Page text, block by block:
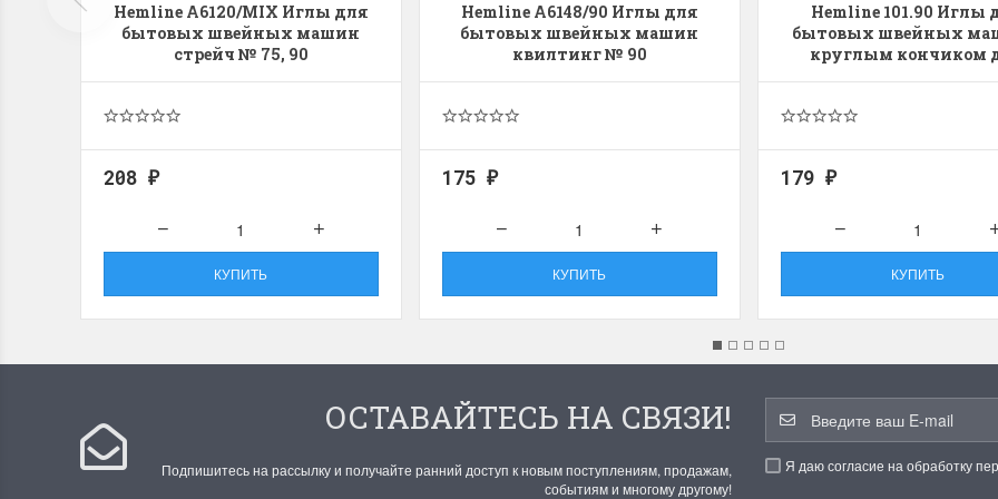
Hemline A6120/MIX Иглы для
бытовых швейных машин
стрейч № 75, 90
208 ₽
КУПИТЬ
Hemline A6148/90 Иглы для
бытовых швейных машин
квилтинг № 90
175 ₽
КУПИТЬ
Hemline 101.90 Иглы
бытовых швейных
круглым кончиком
179 ₽
КУПИТЬ
ОСТАВАЙТЕСЬ НА СВЯЗИ!
Подпишитесь на рассылку и получайте ранний доступ к новым поступлениям, продажам,
событиям и многому другому!
Я даю согласие на обработку